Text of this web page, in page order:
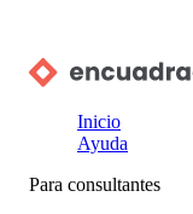
Inicio
Ayuda
Para consultantes